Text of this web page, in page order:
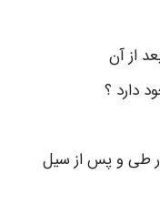
از آن
دارد ؟
طی و پس از سیل